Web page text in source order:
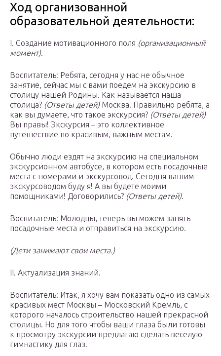
Ход организованной
образовательной деятельности:
I. Создание мотивационного поля (организационный
момент).
Воспитатель: Ребята, сегодня у нас не обычное
занятие, сейчас мы с вами поедем на экскурсию в
столицу нашей Родины. Как называется наша
столица? (Ответы детей)Москва. Правильно ребята, а
как вы думаете, что такое экскурсия? (Ответы детей)
Вы правы! Экскурсия – это коллективное
путешествие по красивым, важным местам.
Обычно люди ездят на экскурсию на специальном
экскурсионном автобусе, в котором есть посадочные
места с номерами и экскурсовод. Сегодня вашим
экскурсоводом буду я! А вы будете моими
помощниками! Договорились? (Ответы детей).
Воспитатель: Молодцы, теперь вы можем занять
посадочные места и отправиться на экскурсию.
(Дети занимают свои места.)
II. Актуализация знаний.
Воспитатель: Итак, я хочу вам показать одно из самых
красивых мест Москвы – Московский Кремль, с
которого началось строительство нашей прекрасной
столицы. Но для того чтобы ваши глаза были готовы
к просмотру экскурсии предлагаю сделать веселую
гимнастику для глаз.